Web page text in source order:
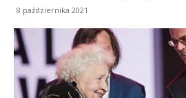
8 października 2021